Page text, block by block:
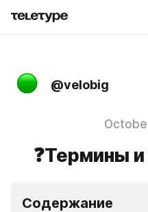
@velobig
❓Термины
Содержание